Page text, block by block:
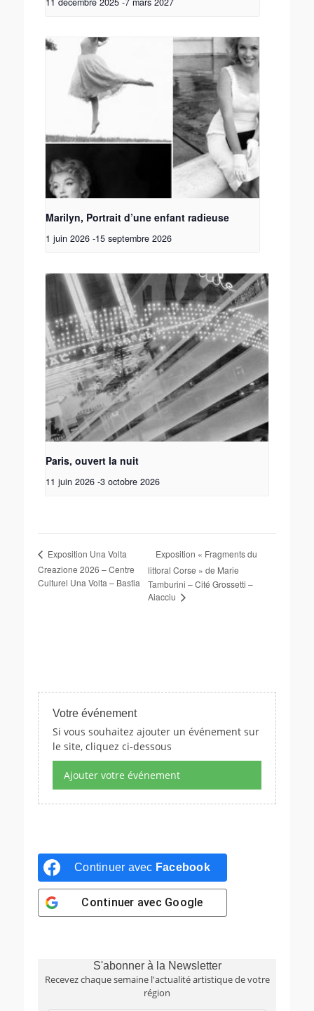
Marilyn, Portrait d’une enfant radieuse
1 juin 2026 -15 septembre 2026
Paris, ouvert la nuit
11 juin 2026 -3 octobre 2026
Exposition Una Volta
Creazione 2026 – Centre
Culturel Una Volta – Bastia
Exposition « Fragments du
littoral Corse » de Marie
Tamburini – Cité Grossetti –
Aiacciu
Votre événement
Si vous souhaitez ajouter un événement sur
le site, cliquez ci-dessous
Ajouter votre événement
Continuer avec Facebook
Continuer avec Google
S'abonner à la Newsletter
Recevez chaque semaine l'actualité artistique de votre
région